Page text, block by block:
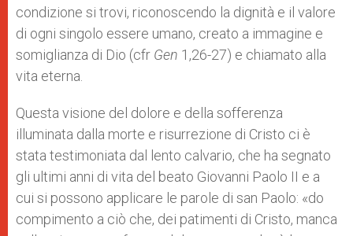
condizione si trovi, riconoscendo la dignità e il valore
di ogni singolo essere umano, creato a immagine e
somiglianza di Dio (cfr Gen 1,26-27) e chiamato alla
vita eterna.
Questa visione del dolore e della sofferenza
illuminata dalla morte e risurrezione di Cristo ci è
stata testimoniata dal lento calvario, che ha segnato
gli ultimi anni di vita del beato Giovanni Paolo II e a
cui si possono applicare le parole di san Paolo: «do
compimento a ciò che, dei patimenti di Cristo, manca